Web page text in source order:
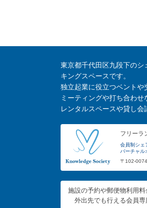
東京都千代田区九段下の
キングスペースです。
独立起業に役立つベントや
ミーティングや打ち合わ
レンタルスペースや貸し
フリーラ
会員制シェ
バーチャル
〒102-
施設の予約や郵便物利用料
外出先でも行える会員専